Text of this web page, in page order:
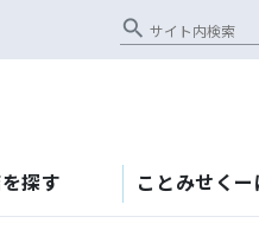
search
探す ことみせく